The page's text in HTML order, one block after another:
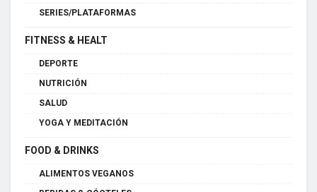
SERIES/PLATAFORMAS
FITNESS & HEALT
DEPORTE
NUTRICIÓN
SALUD
YOGA Y MEDITACIÓN
FOOD & DRINKS
ALIMENTOS VEGANOS